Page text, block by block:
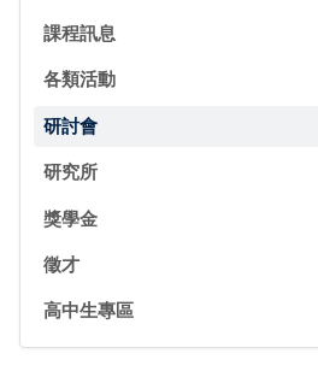
課程訊息
各類活動
研討會
研究所
獎學金
徵才
高中生專區